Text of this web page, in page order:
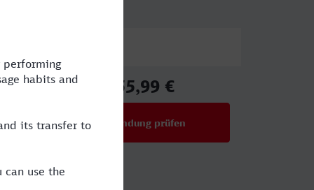
55,99 €
Verbindung prüfen